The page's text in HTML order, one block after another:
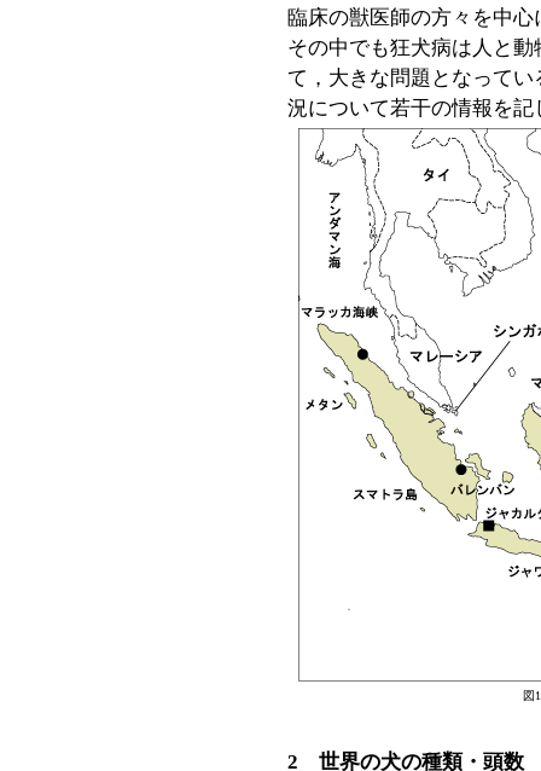
臨床の獣医師の方々を中
その中でも狂犬病は人と
て，大きな問題となって
況について若干の情報を記
図
2 世界の犬の種類・頭数